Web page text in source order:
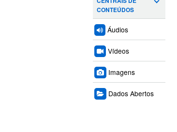
CONTEÚDOS
Áudios
Vídeos
Imagens
Dados Abertos